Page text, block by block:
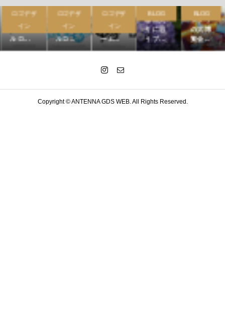
マンガ
タイト
ルロ...
ロゴデザ
イン
タイト
ルロ...
ロゴデザ
イン
ソーシ
ャルゲ
ーム...
ロゴデザ
イン
梅雨入
りに思
うブ...
BLOG
ジブリ
の大博
覧会...
BLOG
Copyright ©ANTENNA GDS WEB. All Rights Reserved.